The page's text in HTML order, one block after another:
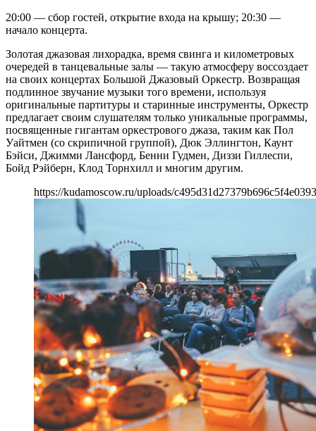
20:00 — сбор гостей, открытие входа на крышу; 20:30 —
начало концерта.
Золотая джазовая лихорадка, время свинга и километровых
очередей в танцевальные залы — такую атмосферу воссоздает
на своих концертах Большой Джазовый Оркестр. Возвращая
подлинное звучание музыки того времени, используя
оригинальные партитуры и старинные инструменты, Оркестр
предлагает своим слушателям только уникальные программы,
посвященные гигантам оркестрового джаза, таким как Пол
Уайтмен (со скрипичной группой), Дюк Эллингтон, Каунт
Бэйси, Джимми Лансфорд, Бенни Гудмен, Диззи Гиллеспи,
Бойд Рэйберн, Клод Торнхилл и многим другим.
https://kudamoscow.ru/uploads/